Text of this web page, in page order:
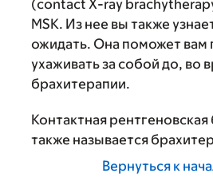
(contact X-ray
MSK. Из нее вы также
ожидать. Она поможет вам
ухаживать за собой до, во
брахитерапии.
Контактная
также называется
Вернуться к